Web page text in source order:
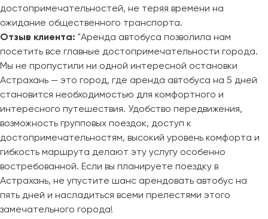
достопримечательностей, не теряя времени на
ожидание общественного транспорта.
Отзыв клиента: "Аренда автобуса позволила нам
посетить все главные достопримечательности города.
Мы не пропустили ни одной интересной остановки
Астрахань — это город, где аренда автобуса на 5 дней
становится необходимостью для комфортного и
интересного путешествия. Удобство передвижения,
возможность групповых поездок, доступ к
достопримечательностям, высокий уровень комфорта и
гибкость маршрута делают эту услугу особенно
востребованной. Если вы планируете поездку в
Астрахань, не упустите шанс арендовать автобус на
пять дней и насладиться всеми прелестями этого
замечательного города!